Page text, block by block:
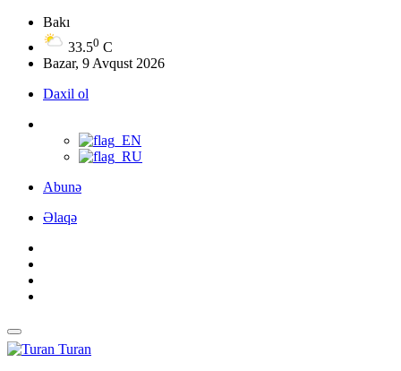
Bakı
33.50 C
Bazar, 9 Avqust 2026
Daxil ol
Abunə
Əlaqə
Turan